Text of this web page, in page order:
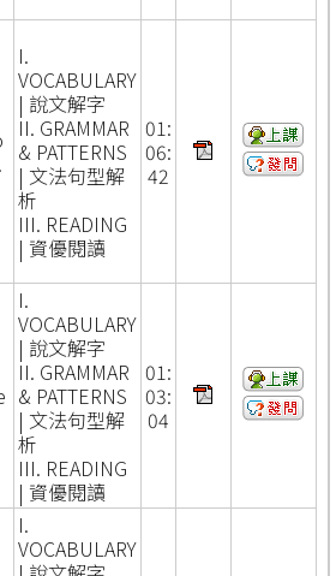
I.
VOCABULARY
| 說文解字
II. GRAMMAR
& PATTERNS
| 文法句型解
析
III. READING
| 資優閱讀
01:
06:
42
I.
VOCABULARY
| 說文解字
II. GRAMMAR
& PATTERNS
| 文法句型解
析
III. READING
| 資優閱讀
01:
03:
04
I.
VOCABULARY